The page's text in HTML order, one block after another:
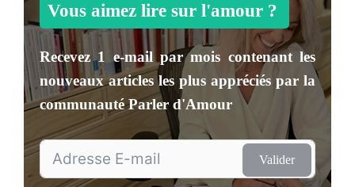
Vous aimez lire sur l'amour ?
Recevez1 e-mail par mois contenant les
nouveaux articles les plus appréciés par la
communautéParler d'Amour
Valider